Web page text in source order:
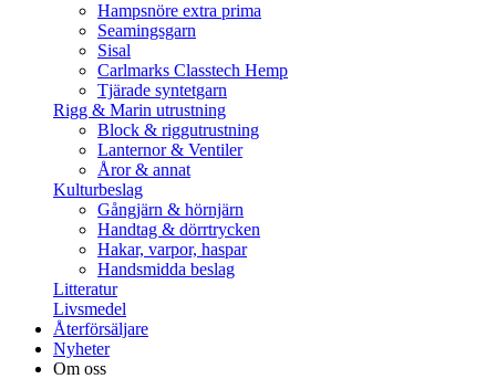
Hampsnöre extra prima
Seamingsgarn
Sisal
Carlmarks Classtech Hemp
Tjärade syntetgarn
Rigg & Marin utrustning
Block & riggutrustning
Lanternor & Ventiler
Åror & annat
Kulturbeslag
Gångjärn & hörnjärn
Handtag & dörrtrycken
Hakar, varpor, haspar
Handsmidda beslag
Litteratur
Livsmedel
Återförsäljare
Nyheter
Om oss